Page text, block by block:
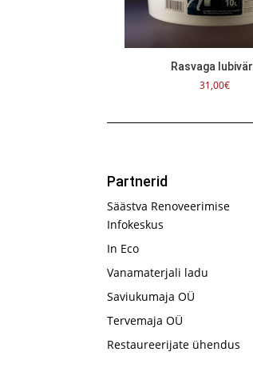
Rasvaga
31,00€
Partnerid
Säästva Renoveerimise
Infokeskus
In Eco
Vanamaterjali ladu
Saviukumaja OÜ
Tervemaja OÜ
Restaureerijate ühendus